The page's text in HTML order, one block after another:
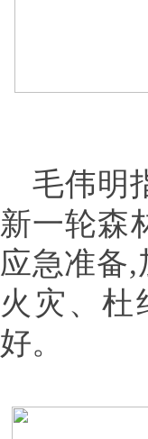
毛伟明
新一轮森
应急准备
火灾、杜
好。